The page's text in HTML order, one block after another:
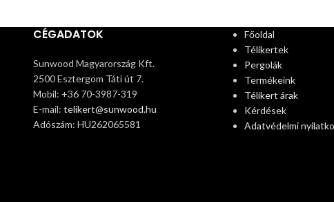
CÉGADATOK
Sunwood Magyarország Kft.
2500 Esztergom Táti út 7.
Mobil: +36 70-3987-319
E-mail:telikert@sunwood.hu
Adószám: HU262065581
Főoldal
Télikertek
Pergolák
Termékeink
Télikert árak
Kérdések
Adatvédelmi